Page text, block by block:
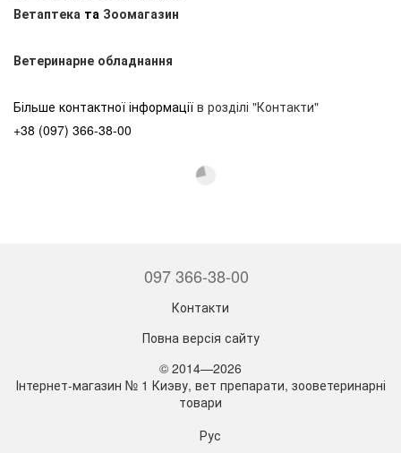
Ветаптека та Зоомагазин
Ветеринарне обладнання
Більше контактної інформації в розділі "Контакти"
+38 (097) 366-38-00
097 366-38-00
Контакти
Повна версія сайту
© 2014—2026
Інтернет-магазин № 1 Киэву, вет препарати, зооветеринарні
товари
Рус